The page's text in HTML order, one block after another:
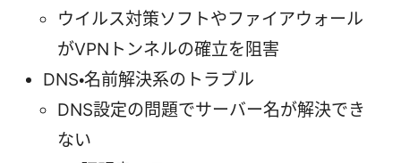
ウイルス対策ソフトやファイアウォール
がVPNトンネルの確立を阻害
DNS・名前解決系のトラブル
DNS設定の問題でサーバー名が解決でき
ない